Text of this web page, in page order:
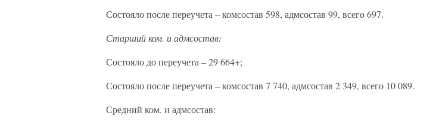
Состояло после переучета – комсостав 598, адмсостав 99, всего 697.
Старший ком. и адмсостав:
Состояло до переучета – 29 664+;
Состояло после переучета – комсостав 7 740, адмсостав 2 349, всего 10 089.
Средний ком. и адмсостав: